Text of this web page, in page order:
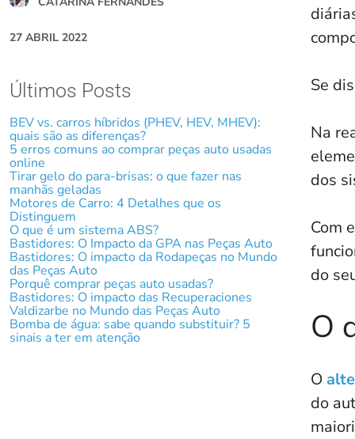
27 ABRIL 2022
Últimos Posts
BEV vs. carros híbridos (PHEV, HEV, MHEV):
quais são as diferenças?
5 erros comuns ao comprar peças auto usadas
online
Tirar gelo do para-brisas: o que fazer nas
manhãs geladas
Motores de Carro: 4 Detalhes que os
Distinguem
O que é um sistema ABS?
Bastidores: O Impacto da GPA nas Peças Auto
Bastidores: O impacto da Rodapeças no Mundo
das Peças Auto
Porquê comprar peças auto usadas?
Bastidores: O impacto das Recuperaciones
Valdizarbe no Mundo das Peças Auto
Bomba de água: sabe quando substituir? 5
sinais a ter em atenção
Se
Na
dos
Com
do
O
O
do